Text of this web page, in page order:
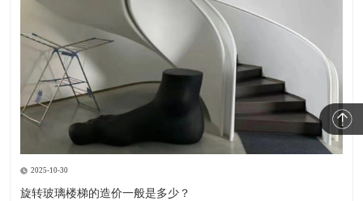
2025-10-30
旋转玻璃楼梯的造价一般是多少？